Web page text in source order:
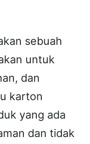
sebuah
untuk
dan
karton
yang ada
dan tidak